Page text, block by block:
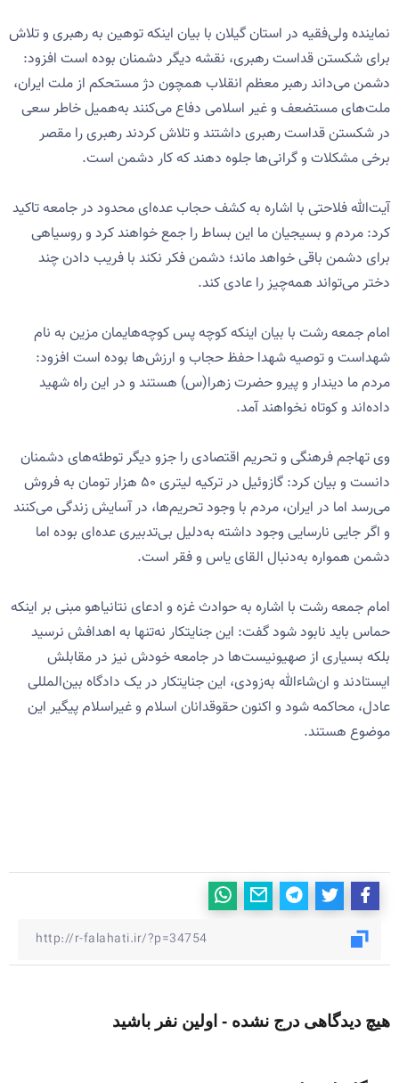
نماینده ولی‌فقیه در استان گیلان با بیان اینکه توهین به رهبری و تلاش
برای شکستن قداست رهبری، نقشه دیگر دشمنان بوده است افزود:
دشمن می‌داند رهبر معظم انقلاب همچون دژ مستحکم از ملت ایران،
ملت‌های مستضعف و غیر اسلامی دفاع می‌کنند به‌‌همیل خاطر سعی
در شکستن قداست رهبری داشتند و تلاش‌ کردند رهبری را مقصر
برخی مشکلات و گرانی‌ها جلوه دهند که کار دشمن است.
آیت‌الله فلاحتی با اشاره به کشف حجاب عده‌ای محدود در جامعه تاکید
کرد: مردم و بسیجیان ما این بساط را جمع خواهند کرد و روسیاهی
برای دشمن باقی خواهد ماند؛ دشمن فکر نکند با فریب دادن چند
دختر می‌تواند همه‌چیز را عادی کند.
امام جمعه رشت با بیان اینکه کوچه پس کوچه‌هایمان مزین به نام
شهداست و توصیه شهدا حفظ حجاب و ارزش‌ها بوده است افزود:
مردم ما دیندار و پیرو حضرت زهرا(س) هستند و در این راه شهید
داده‌اند و کوتاه نخواهند آمد.
وی تهاجم فرهنگی و تحریم اقتصادی را جزو دیگر توطئه‌های دشمنان
دانست و بیان کرد: گازوئیل در ترکیه لیتری ۵۰ هزار تومان به فروش
می‌رسد اما در ایران، مردم با وجود تحریم‌ها، در آسایش زندگی می‌کنند
و اگر جایی نارسایی وجود داشته به‌دلیل بی‌تدبیری عده‌ای بوده اما
دشمن همواره به‌دنبال القای یاس و فقر است.
امام جمعه رشت با اشاره به حوادث غزه و ادعای نتانیاهو مبنی بر اینکه
حماس باید نابود شود گفت:‌ این جنایتکار نه‌تنها به اهدافش نرسید
بلکه بسیاری از صهیونیست‌ها در جامعه خودش نیز در مقابلش
ایستادند و ان‌شاءالله به‌زودی، این جنایتکار در یک دادگاه بین‌المللی
عادل، محاکمه شود و اکنون حقوقدانان اسلام و غیراسلام پیگیر این
موضوع هستند.
هیچ دیدگاهی درج نشده - اولین نفر باشید